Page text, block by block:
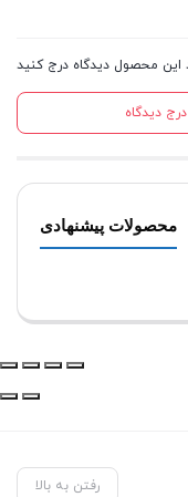
درج دیدگاه
محصولات پیشنهادی
رفتن به بالا